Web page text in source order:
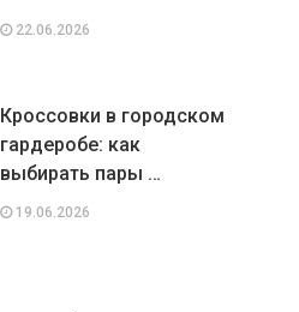
22.06.2026
Кроссовки в городском
гардеробе: как
выбирать пары …
19.06.2026